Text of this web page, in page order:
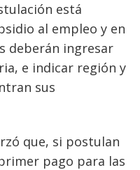
está
al empleo y en
deberán ingresar
e indicar región y
sus
que, si postulan
pago para las